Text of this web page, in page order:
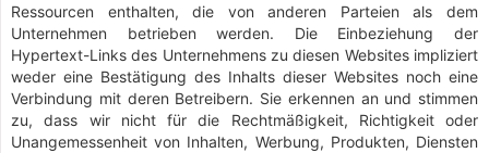
Ressourcen enthalten, die von anderen Parteien als dem
Unternehmen betrieben werden. Die Einbeziehung der
Hypertext-Links des Unternehmens zu diesen Websites impliziert
weder eine Bestätigung des Inhalts dieser Websites noch eine
Verbindung mit deren Betreibern. Sie erkennen an und stimmen
zu, dass wir nicht für die Rechtmäßigkeit, Richtigkeit oder
Unangemessenheit von Inhalten, Werbung, Produkten, Diensten